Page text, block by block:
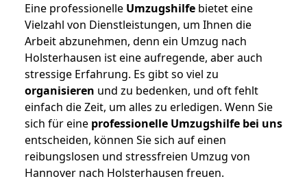
Eine professionelle Umzugshilfe bietet eine
Vielzahl von Dienstleistungen, um Ihnen die
Arbeit abzunehmen, denn ein Umzug nach
Holsterhausen ist eine aufregende, aber auch
stressige Erfahrung. Es gibt so viel zu
organisieren und zu bedenken, und oft fehlt
einfach die Zeit, um alles zu erledigen. Wenn Sie
sich für eine professionelle Umzugshilfe bei uns
entscheiden, können Sie sich auf einen
reibungslosen und stressfreien Umzug von
Hannover nach Holsterhausen freuen.